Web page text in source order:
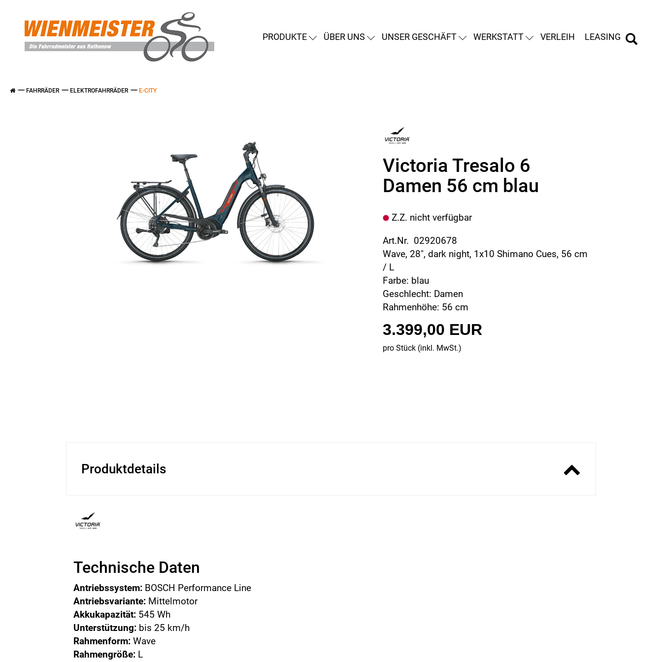
PRODUKTE ÜBER UNS UNSER GESCHÄFT WERKSTATT VERLEIH LEASING
FAHRRÄDER ELEKTROFAHRRÄDER E-CITY
Victoria Tresalo 6
Damen 56 cm blau
Z.Z. nicht verfügbar
Art.Nr. 02920678
Wave, 28", dark night, 1x10 Shimano Cues, 56 cm
/ L
Farbe: blau
Geschlecht: Damen
Rahmenhöhe: 56 cm
3.399,00 EUR
pro Stück (inkl. MwSt.)
Produktdetails
Technische Daten
Antriebssystem: BOSCH Performance Line
Antriebsvariante: Mittelmotor
Akkukapazität: 545 Wh
Unterstützung: bis 25 km/h
Rahmenform: Wave
Rahmengröße: L